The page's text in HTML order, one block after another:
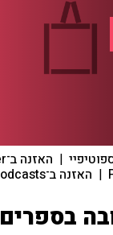
| האזנה ב־Deezer
| האזנה ב־Apple Podcasts
בספרים